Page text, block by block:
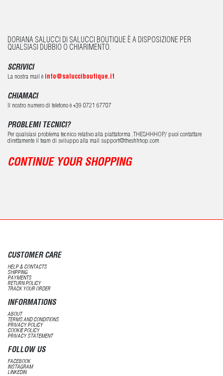
DORIANA SALUCCI DI SALUCCI BOUTIQUE È A DISPOSIZIONE PER
QUALSIASI DUBBIO O CHIARIMENTO.
SCRIVICI
La nostra mail è info@salucciboutique.it
CHIAMACI
Il nostro numero di telefono è +39 0721 67707
PROBLEMI TECNICI?
Per qualsiasi problema tecnico relativo alla piattaforma .THESHHHOP/ puoi contattare
direttamente il team di sviluppo alla mail support@theshhhop.com
CONTINUE YOUR SHOPPING
CUSTOMER CARE
HELP & CONTACTS
SHIPPING
PAYMENTS
RETURN POLICY
TRACK YOUR ORDER
INFORMATIONS
ABOUT
TERMS AND CONDITIONS
PRIVACY POLICY
COOKIE POLICY
PRIVACY STATEMENT
FOLLOW US
FACEBOOK
INSTAGRAM
LINKEDIN